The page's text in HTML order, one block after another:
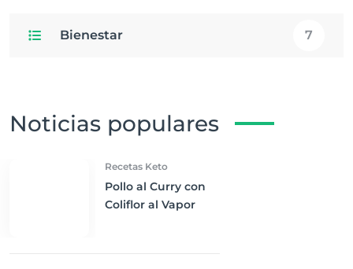
Bienestar 7
Noticias populares
Recetas Keto
Pollo al Curry con
Coliflor al Vapor